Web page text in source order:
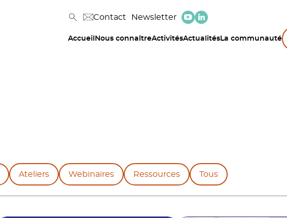
Contact Newsletter
Accueil Nous connaîtreActivitésActualités La communauté
Ateliers Webinaires Ressources Tous